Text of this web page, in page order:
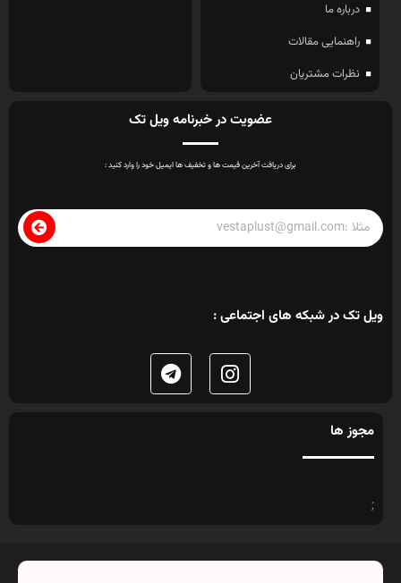
درباره ما
راهنمایی مقالات
نظرات مشتریان
عضویت در خبرنامه ویل تک
برای دریافت آخرین قیمت ها و تخفیف ها ایمیل خود را وارد کنید :
ویل تک در شبکه های اجتماعی :
مجوز ها
;